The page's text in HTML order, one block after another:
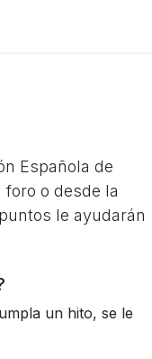
Española de
o desde la
le ayudarán
un hito, se le